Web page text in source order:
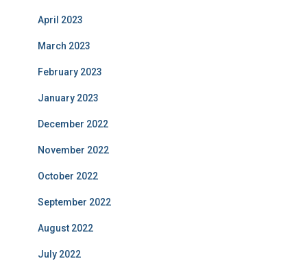
April 2023
March 2023
February 2023
January 2023
December 2022
November 2022
October 2022
September 2022
August 2022
July 2022